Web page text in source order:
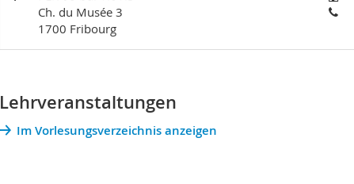
Ch. du Musée 3
1700 Fribourg
Lehrveranstaltungen
Im Vorlesungsverzeichnis anzeigen